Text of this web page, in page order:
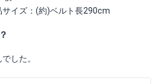
サイズ：(約)ベルト長290cm
した。